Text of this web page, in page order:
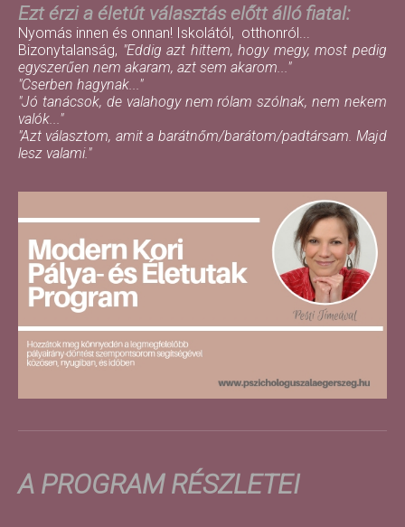
Ezt érzi a életút választás előtt álló fiatal:
Nyomás innen és onnan! Iskolától, otthonról...
Bizonytalanság, "Eddig azt hittem, hogy megy, most pedig
egyszerűen nem akaram, azt sem akarom..."
"Cserben hagynak..."
"Jó tanácsok, de valahogy nem rólam szólnak, nem nekem
valók..."
"Azt választom, amit a barátnőm/barátom/padtársam. Majd
lesz valami."
A PROGRAM RÉSZLETEI